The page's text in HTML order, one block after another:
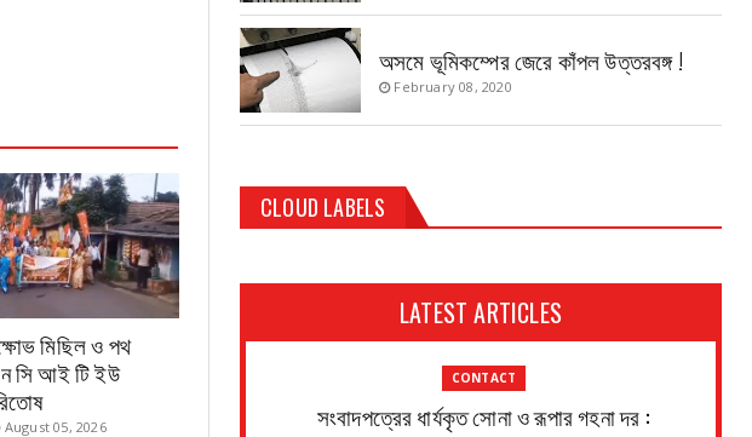
মিছিল ও পথ
সি আই টি ইউ
August 05, 2026
অসমে ভূমিকম্পের জেরে কাঁপল উত্তরবঙ্গ !
February 08, 2020
CLOUD LABELS
LATEST ARTICLES
CONTACT
সংবাদপত্রের ধার্যকৃত সোনা ও রূপার গহনা দর :